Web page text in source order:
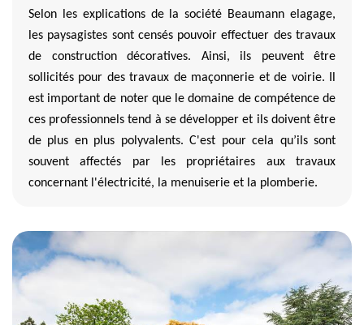
Selon les explications de la société Beaumann elagage,
les paysagistes sont censés pouvoir effectuer des travaux
de construction décoratives. Ainsi, ils peuvent être
sollicités pour des travaux de maçonnerie et de voirie. Il
est important de noter que le domaine de compétence de
ces professionnels tend à se développer et ils doivent être
de plus en plus polyvalents. C'est pour cela qu’ils sont
souvent affectés par les propriétaires aux travaux
concernant l'électricité, la menuiserie et la plomberie.